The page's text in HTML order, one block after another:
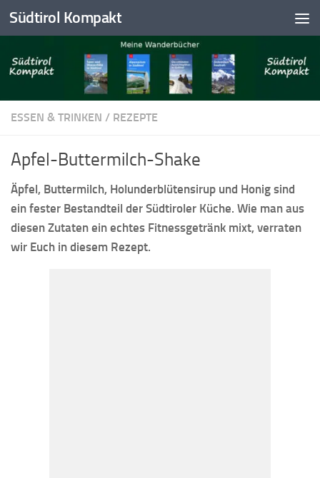
Skip to content
Südtirol Kompakt
ESSEN & TRINKEN / REZEPTE
Apfel-Buttermilch-Shake
Äpfel, Buttermilch, Holunderblütensirup und Honig sind
ein fester Bestandteil der Südtiroler Küche. Wie man aus
diesen Zutaten ein echtes Fitnessgetränk mixt, verraten
wir Euch in diesem Rezept.